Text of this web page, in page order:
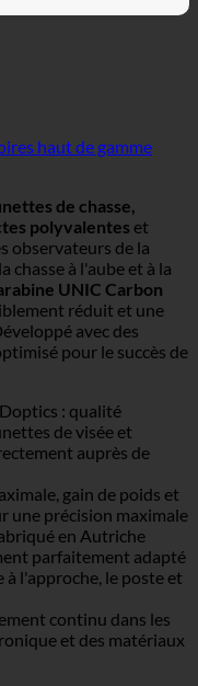
haut de gamme
de chasse,
polyvalentes et
observateurs de la
chasse à l'aube et à la
UNIC Carbon
réduit et une
avec des
pour le succès de
: qualité
de visée et
auprès de
gain de poids et
une précision maximale
en Autriche
parfaitement adapté
à l'approche, le poste et
continu dans les
et des matériaux